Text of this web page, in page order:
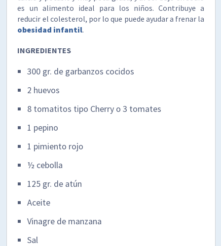
es un alimento ideal para los niños. Contribuye a
reducir el colesterol, por lo que puede ayudar a frenar la
obesidad infantil.
INGREDIENTES
300 gr. de garbanzos cocidos
2 huevos
8 tomatitos tipo Cherry o 3 tomates
1 pepino
1 pimiento rojo
½ cebolla
125 gr. de atún
Aceite
Vinagre de manzana
Sal